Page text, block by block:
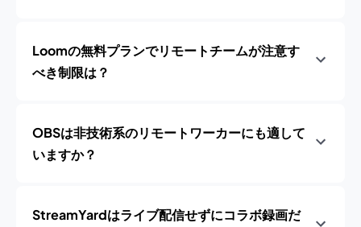
Loomの無料プランでリモートチームが注意す
べき制限は？
OBSは非技術系のリモートワーカーにも適して
いますか？
StreamYardはライブ配信せずにコラボ録画だ